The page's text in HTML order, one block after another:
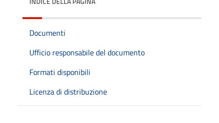
Documenti
Ufficio responsabile del documento
Formati disponibili
Licenza di distribuzione